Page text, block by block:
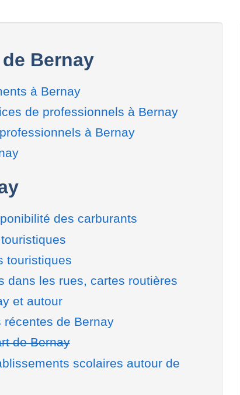
Bernay
à Bernay
de professionnels à Bernay
à Bernay
des carburants
touristiques
dans les rues, cartes routières
et autour
de Bernay
de Bernay
scolaires autour de